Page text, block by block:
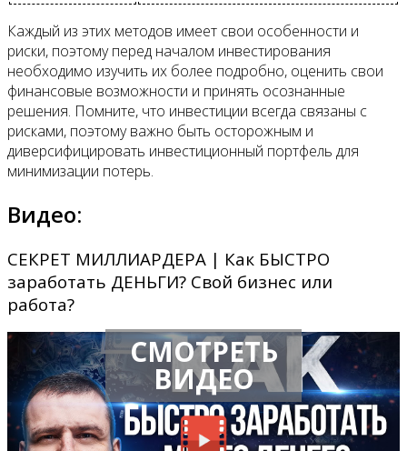
Каждый из этих методов имеет свои особенности и
риски, поэтому перед началом инвестирования
необходимо изучить их более подробно, оценить свои
финансовые возможности и принять осознанные
решения. Помните, что инвестиции всегда связаны с
рисками, поэтому важно быть осторожным и
диверсифицировать инвестиционный портфель для
минимизации потерь.
Видео:
СЕКРЕТ МИЛЛИАРДЕРА | Как БЫСТРО
заработать ДЕНЬГИ? Свой бизнес или
работа?
СМОТРЕТЬ
ВИДЕО